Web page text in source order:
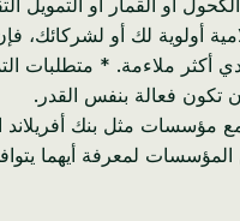
أو القمار أو التمويل
أولوية لك أو لشركائك،
أكثر ملاءمة. * متطلبات
تكون فعالة بنفس القدر.
المؤسسات لمعرفة أيهما